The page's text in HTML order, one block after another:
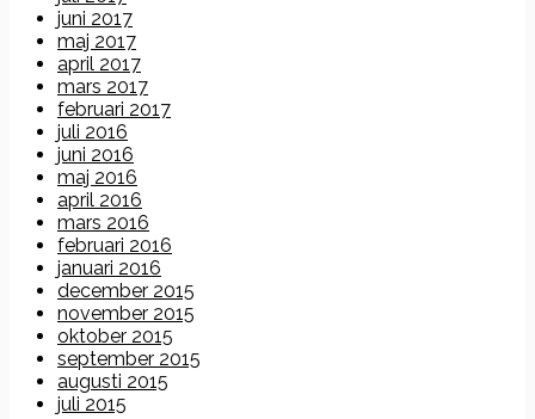
juni 2017
maj 2017
april 2017
mars 2017
februari 2017
juli 2016
juni 2016
maj 2016
april 2016
mars 2016
februari 2016
januari 2016
december 2015
november 2015
oktober 2015
september 2015
augusti 2015
juli 2015